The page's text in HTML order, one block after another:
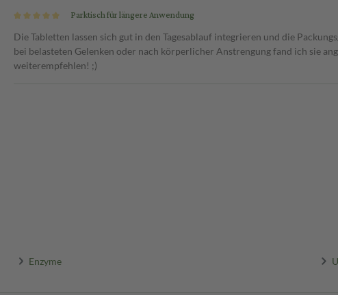
Parktisch für längere Anwendung
Die Tabletten lassen sich gut in den Tagesablauf integrieren und die
bei belasteten Gelenken oder nach körperlicher Anstrengung fand ich sie
weiterempfehlen! ;)
Enzyme